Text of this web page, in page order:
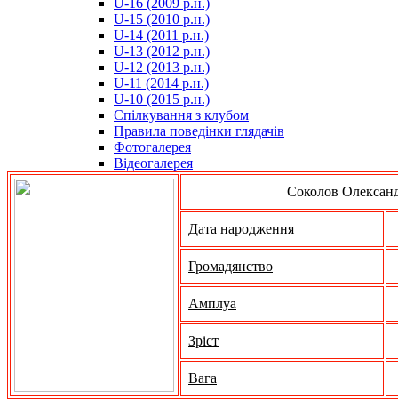
U-16 (2009 р.н.)
U-15 (2010 р.н.)
U-14 (2011 р.н.)
U-13 (2012 р.н.)
U-12 (2013 р.н.)
U-11 (2014 р.н.)
U-10 (2015 р.н.)
Спілкування з клубом
Правила поведінки глядачів
Фотогалерея
Відеогалерея
Соколов
Дата народження
Громадянство
Амплуа
Зріст
Вага